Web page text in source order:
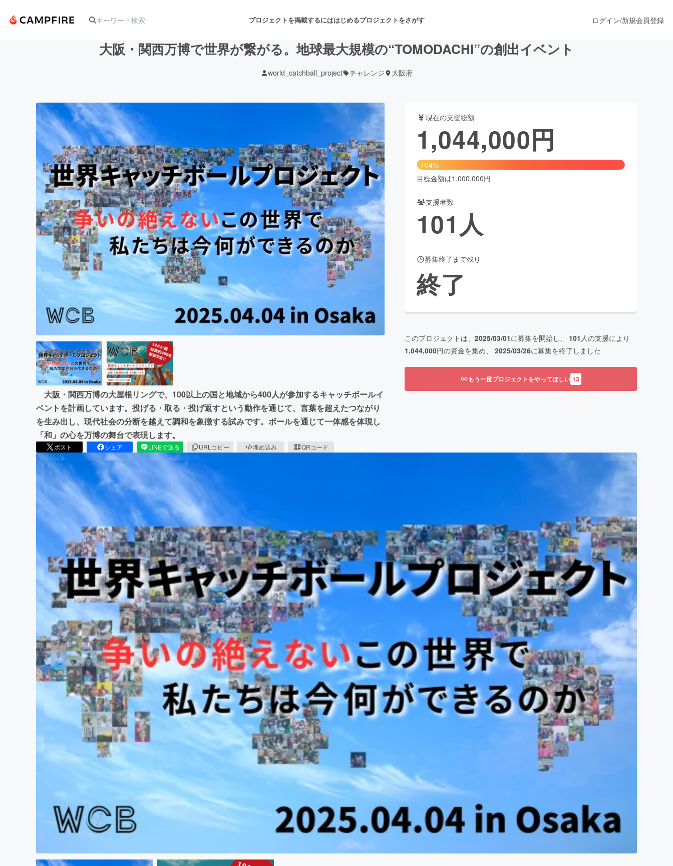
プロジェクトを掲載するにははじめるプロジェクトをさがす
アート・写真 舞台・パフォーマンス
テクノロジー・ガジェット ゲーム・サービス開発 フード・飲食店 ファッション
映像・映画 書籍・雑誌出版 アニメ・漫画
ビジネス・起業 チャレンジ ビューティー・ヘルスケア
まちづくり・地域活性化
CAMPFIRE for Social GoodCAMPFIRE Creation
CAMPFIREふるさと納税machi-ya
ログイン/新規会員登録
大阪・関西万博で世界が繋がる。地球最大規模の“TOMODACHI”の創出イベント
world_catchball_project チャレンジ 大阪府
大阪・関西万博の大屋根リングで、100以上の国と地域から400人が参加するキャッチボールイ
ベントを計画しています。投げる・取る・投げ返すという動作を通じて、言葉を超えたつながり
を生み出し、現代社会の分断を越えて調和を象徴する試みです。ボールを通じて一体感を体現し
「和」の心を万博の舞台で表現します。
ポスト シェア LINEで送る URLコピー 埋め込み QRコード
現在の支援総額
1,044,000円
104%
目標金額は1,000,000円
支援者数
101人
募集終了まで残り
終了
このプロジェクトは、 2025/03/01に募集を開始し、 101 人の支援により
1,044,000円の資金を集め、 2025/03/26に募集を終了しました
もう一度プロジェクトをやってほしい 13